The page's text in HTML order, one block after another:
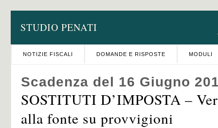
STUDIO PENATI
NOTIZIE FISCALI DOMANDE E RISPOSTE MODULI
Scadenza del 16 Giugno
SOSTITUTI D’IMPOSTA –
alla fonte su provvigioni